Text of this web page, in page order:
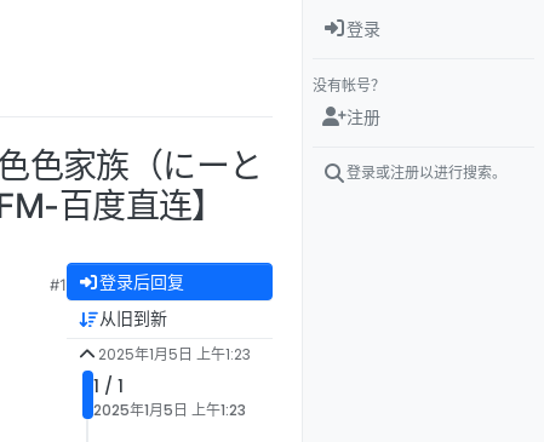
色家族（にーと
百度直连】
#1 登录后回复
从旧到新
2025年1月5日 上午1:23
1 / 1
2025年1月5日 上午1:23
登录
没有帐号？
注册
登录或注册以进行搜索。